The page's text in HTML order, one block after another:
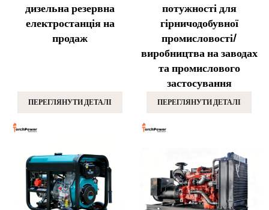
дизельна резервна
електростанція на
продаж
ПЕРЕГЛЯНУТИ ДЕТАЛІ
потужності для
гірничодобувної
промисловості/
виробництва на заводах
та промислового
застосування
ПЕРЕГЛЯНУТИ ДЕТАЛІ